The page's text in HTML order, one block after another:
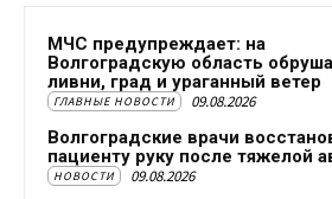
МЧС предупреждает: на
Волгоградскую область
ливни, град и ураганный ветер
ГЛАВНЫЕ НОВОСТИ 09.08.2026
Волгоградские врачи
пациенту руку после тяжелой
НОВОСТИ 09.08.2026